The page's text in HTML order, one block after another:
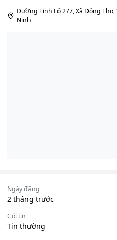
Đường Tỉnh Lộ 277, Xã Đông Thọ,
Ninh
Ngày đăng
2 tháng trước
Gói tin
Tin thường